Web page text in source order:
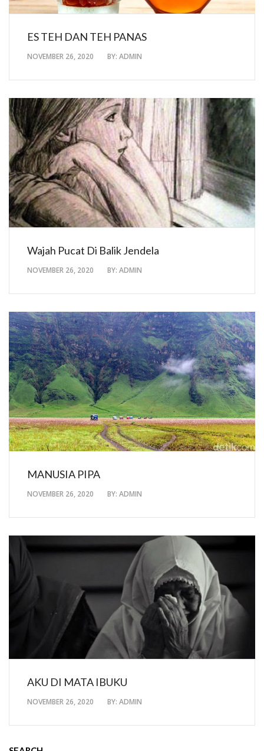
ES TEH DAN TEH PANAS
NOVEMBER 26, 2020 BY: ADMIN
Wajah Pucat Di Balik Jendela
NOVEMBER 26, 2020 BY: ADMIN
MANUSIA PIPA
NOVEMBER 26, 2020 BY: ADMIN
AKU DI MATA IBUKU
NOVEMBER 26, 2020 BY: ADMIN